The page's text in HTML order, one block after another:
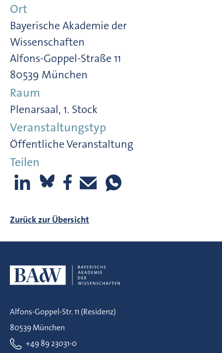
Ort
Bayerische Akademie der
Wissenschaften
Alfons-Goppel-Straße 11
80539 München
Raum
Plenarsaal, 1. Stock
Veranstaltungstyp
Öffentliche Veranstaltung
Teilen
Zurück zur Übersicht
Alfons-Goppel-Str. 11 (Residenz)
80539 München
+49 89 23031-0